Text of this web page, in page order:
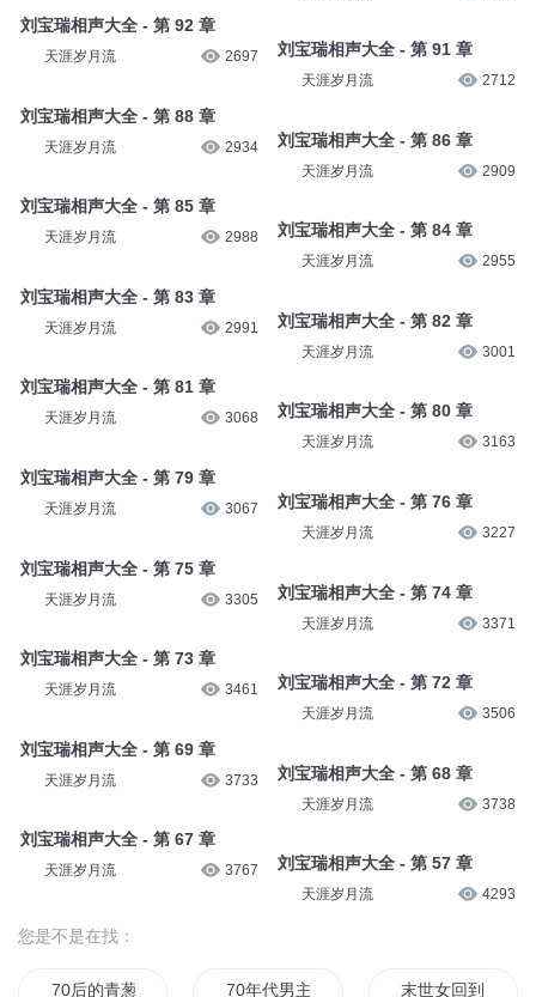
刘宝瑞相声大全 - 第 92 章
天涯岁月流 2697
刘宝瑞相声大全 - 第 88 章
天涯岁月流 2934
刘宝瑞相声大全 - 第 85 章
天涯岁月流 2988
刘宝瑞相声大全 - 第 83 章
天涯岁月流 2991
刘宝瑞相声大全 - 第 81 章
天涯岁月流 3068
刘宝瑞相声大全 - 第 79 章
天涯岁月流 3067
刘宝瑞相声大全 - 第 75 章
天涯岁月流 3305
刘宝瑞相声大全 - 第 73 章
天涯岁月流 3461
刘宝瑞相声大全 - 第 69 章
天涯岁月流 3733
刘宝瑞相声大全 - 第 67 章
天涯岁月流 3767
刘宝瑞相声大全 - 第 91 章
天涯岁月流 2712
刘宝瑞相声大全 - 第 86 章
天涯岁月流 2909
刘宝瑞相声大全 - 第 84 章
天涯岁月流 2955
刘宝瑞相声大全 - 第 82 章
天涯岁月流 3001
刘宝瑞相声大全 - 第 80 章
天涯岁月流 3163
刘宝瑞相声大全 - 第 76 章
天涯岁月流 3227
刘宝瑞相声大全 - 第 74 章
天涯岁月流 3371
刘宝瑞相声大全 - 第 72 章
天涯岁月流 3506
刘宝瑞相声大全 - 第 68 章
天涯岁月流 3738
刘宝瑞相声大全 - 第 57 章
天涯岁月流 4293
您是不是在找：
70后的青葱岁月 70年代男主奋斗日常 末世女回到70养